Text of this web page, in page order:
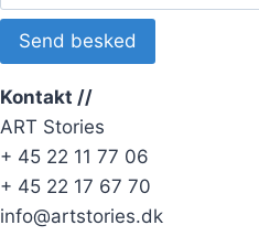
Send besked
Kontakt //
ART Stories
+ 45 22 11 77 06
+ 45 22 17 67 70
info@artstories.dk